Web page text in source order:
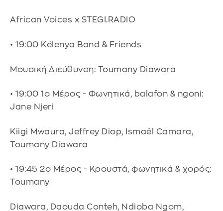
African Voices x STEGI.RADIO
• 19:00 Kélenya Band & Friends
Μουσική Διεύθυνση: Toumany Diawara
• 19:00 1ο Μέρος - Φωνητικά, balafon & ngoni:
Jane Njeri
Kiigi Mwaura, Jeffrey Diop, Ismaël Camara,
Toumany Diawara
• 19:45 2ο Μέρος - Κρουστά, φωνητικά & χορός:
Toumany
Diawara, Daouda Conteh, Ndioba Ngom,